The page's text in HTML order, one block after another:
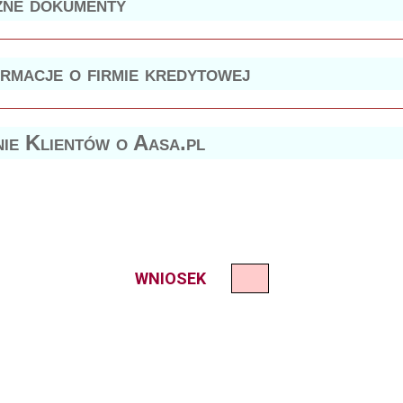
o firmie kredytowej
Klientów o Aasa.pl
WNIOSEK